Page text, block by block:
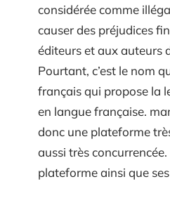
considérée comme
causer des préjudices
éditeurs et aux auteurs
Pourtant, c’est le nom
français qui propose la
en langue française.
donc une plateforme
aussi très
plateforme ainsi que